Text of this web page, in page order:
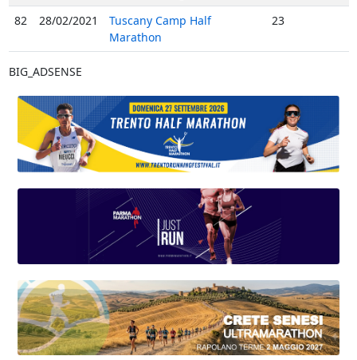
82
28/02/2021
Tuscany Camp Half
Marathon
23
BIG_ADSENSE